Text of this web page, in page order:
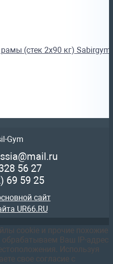
(стек 2х90 кг) Sabirgym
СГТИРЛ Sabirgym
кушетка с
Gym
56 27
69 59 25
сайт
UR66.RU
cookie и прочие похожие
Ваш IP-адрес
Используя
свое согласие с